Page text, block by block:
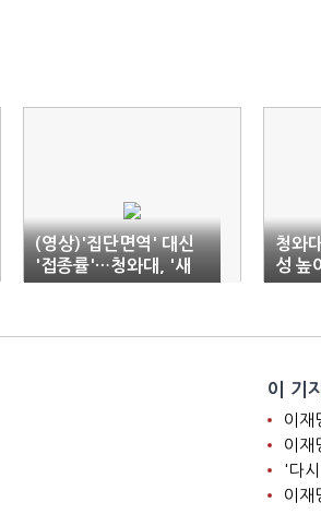
(영상)'집단면역' 대신
'접종률'…청와대, '새
방역전략' 고심하나
청와
성 높
법' 힘
이 기
이재
이재
'다
이재